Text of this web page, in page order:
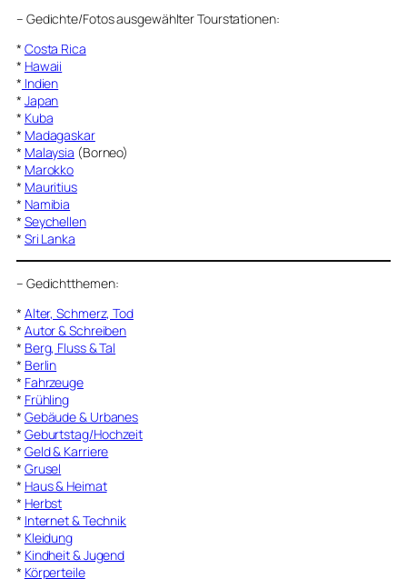
– Gedichte/Fotos ausgewählter Tourstationen:
* Costa Rica
* Hawaii
* Indien
* Japan
* Kuba
* Madagaskar
* Malaysia (Borneo)
* Marokko
* Mauritius
* Namibia
* Seychellen
* Sri Lanka
– Gedichtthemen:
* Alter, Schmerz, Tod
* Autor & Schreiben
* Berg, Fluss & Tal
* Berlin
* Fahrzeuge
* Frühling
* Gebäude & Urbanes
* Geburtstag/Hochzeit
* Geld & Karriere
* Grusel
* Haus & Heimat
* Herbst
* Internet & Technik
* Kleidung
* Kindheit & Jugend
* Körperteile